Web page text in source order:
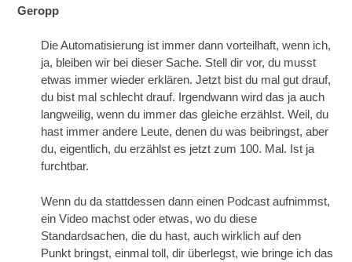
Geropp
Die Automatisierung ist immer dann vorteilhaft, wenn ich,
ja, bleiben wir bei dieser Sache. Stell dir vor, du musst
etwas immer wieder erklären. Jetzt bist du mal gut drauf,
du bist mal schlecht drauf. Irgendwann wird das ja auch
langweilig, wenn du immer das gleiche erzählst. Weil, du
hast immer andere Leute, denen du was beibringst, aber
du, eigentlich, du erzählst es jetzt zum 100. Mal. Ist ja
furchtbar.
Wenn du da stattdessen dann einen Podcast aufnimmst,
ein Video machst oder etwas, wo du diese
Standardsachen, die du hast, auch wirklich auf den
Punkt bringst, einmal toll, dir überlegst, wie bringe ich das